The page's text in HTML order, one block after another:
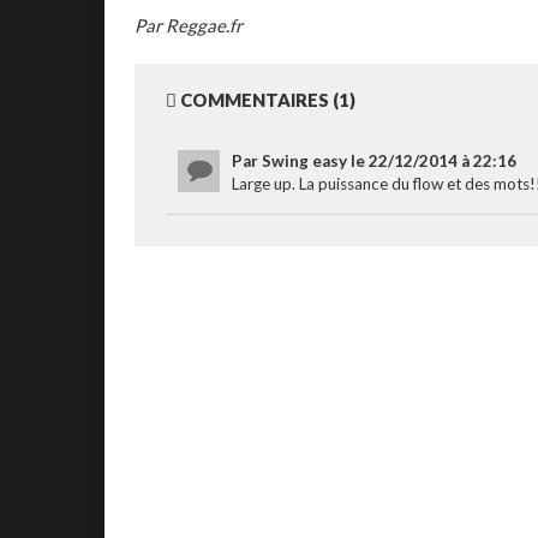
Par Reggae.fr
COMMENTAIRES (1)
Par Swing easy le 22/12/2014 à 22:16
Large up. La puissance du flow et des mots!!